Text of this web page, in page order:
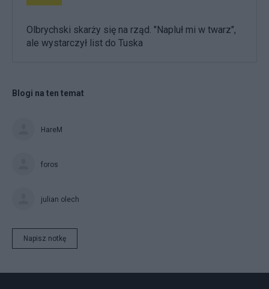
Olbrychski skarży się na rząd. "Napluł mi w twarz",
ale wystarczył list do Tuska
Blogi na ten temat
HareM
foros
julian olech
Napisz notkę